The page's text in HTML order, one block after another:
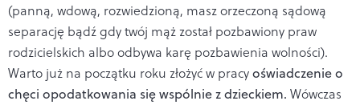
(panną, wdową, rozwiedzioną, masz orzeczoną sądową
separację bądź gdy twój mąż został pozbawiony praw
rodzicielskich albo odbywa karę pozbawienia wolności).
Warto już na początku roku złożyć w pracyoświadczenie o
chęci opodatkowania się wspólnie z dzieckiem. Wówczas